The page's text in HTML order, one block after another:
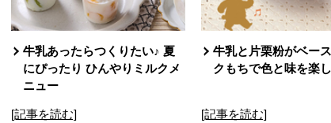
牛乳あったらつくりたい♪ 夏
にぴったり ひんやりミルクメ
ニュー
[記事を読む]
牛乳と片栗粉がベー
クもちで色と味を楽
[記事を読む]